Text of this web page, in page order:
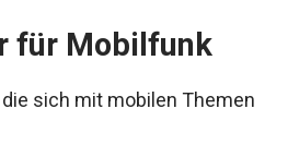
für Mobilfunk
sich mit mobilen Themen